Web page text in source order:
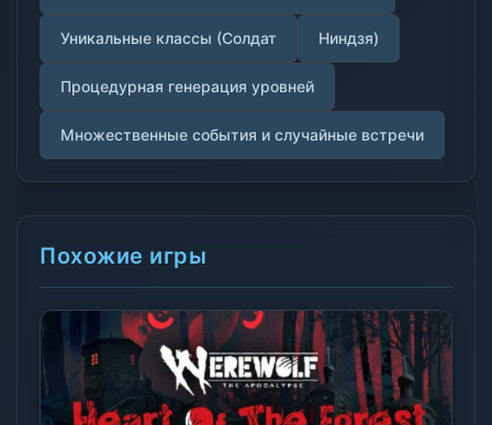
Уникальные классы (Солдат Ниндзя)
Процедурная генерация уровней
Множественные события и случайные встречи
Похожие игры